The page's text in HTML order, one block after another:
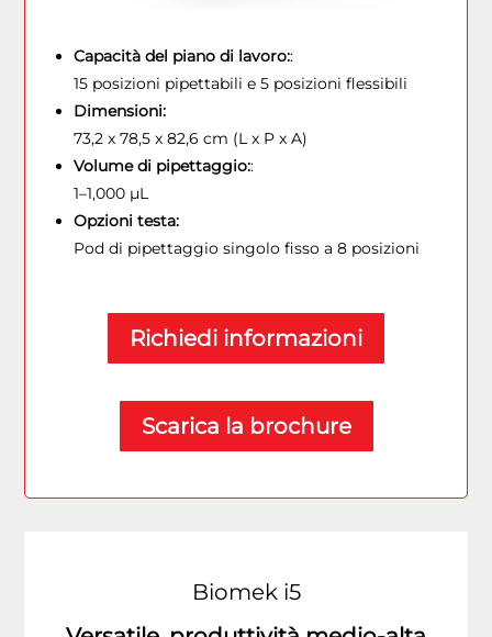
Capacità del piano di lavoro::
15 posizioni pipettabili e 5 posizioni flessibili
Dimensioni:
73,2 x 78,5 x 82,6 cm (L x P x A)
Volume di pipettaggio::
1–1,000 µL
Opzioni testa:
Pod di pipettaggio singolo fisso a 8 posizioni
Richiedi informazioni
Scarica la brochure
Biomek i5